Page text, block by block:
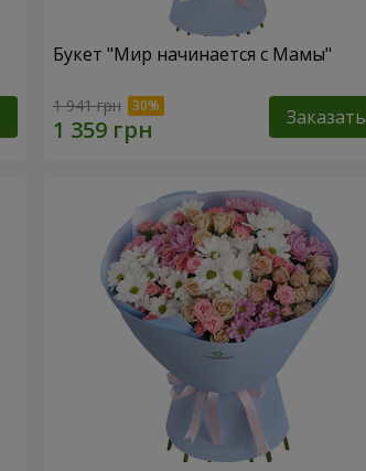
Букет "Мир начинается с Мамы"
1 941 грн Заказать